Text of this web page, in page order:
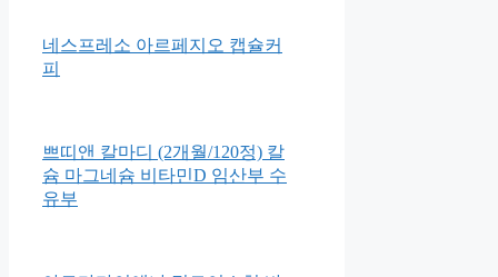
네스프레소 아르페지오 캡슐커